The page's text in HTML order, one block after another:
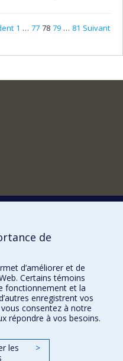
1 … 77 78 79 … 81 Suivant
de
d’améliorer et de
Certains témoins
fonctionnement et la
enregistrent vos
consentez à notre
répondre à vos besoins.
les
>